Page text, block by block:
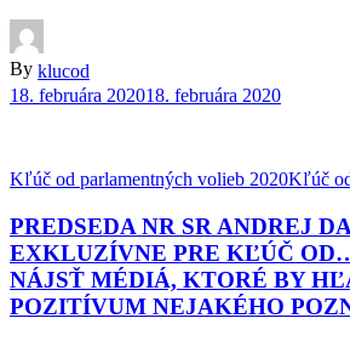
By klucod
18. februára 202018. februára 2020
Kľúč od parlamentných volieb 2020Kľúč
PREDSEDA NR SR ANDREJ
EXKLUZÍVNE PRE KĽÚČ
NÁJSŤ MÉDIÁ, KTORÉ BY
POZITÍVUM NEJAKÉHO